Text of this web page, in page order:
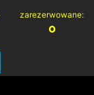
zarezerwowane:
0